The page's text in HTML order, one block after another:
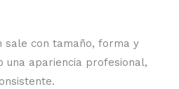
sale con tamaño, forma y
una apariencia profesional,